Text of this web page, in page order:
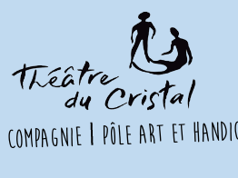
compagnie pôle art et